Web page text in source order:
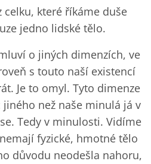
celku, které říkáme duše
jedno lidské tělo.
o jiných dimenzích, ve
s touto naší existencí
Je to omyl. Tyto dimenze
než naše minulá já v
Tedy v minulosti. Vidíme
fyzické, hmotné tělo
důvodu neodešla nahoru,